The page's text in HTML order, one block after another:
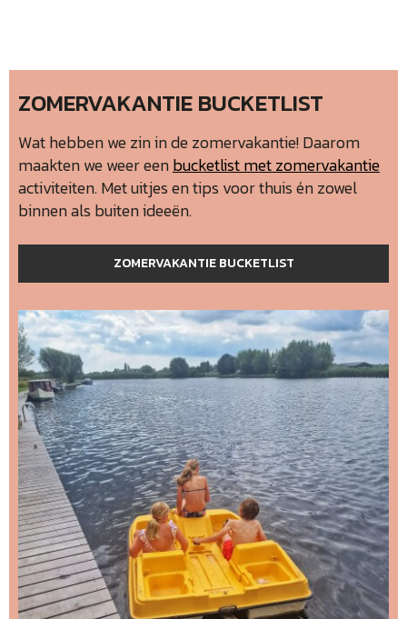
ZOMERVAKANTIE BUCKETLIST
Wat hebben we zin in de zomervakantie! Daarom
maakten we weer eenbucketlist met zomervakantie
activiteiten. Met uitjes en tips voor thuis én zowel
binnen als buiten ideeën.
ZOMERVAKANTIE BUCKETLIST